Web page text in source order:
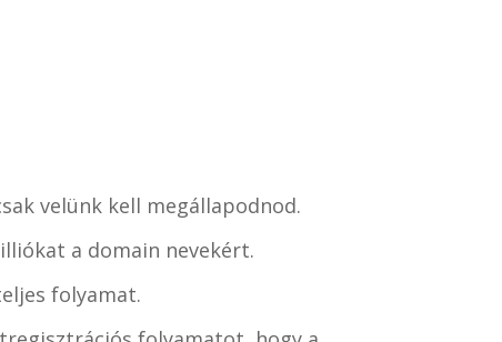
velünk kell megállapodnod.
a domain nevekért.
folyamat.